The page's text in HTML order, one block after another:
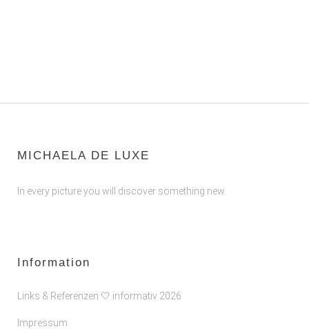
MICHAELA DE LUXE
In every picture you will discover something new.
Information
Links & Referenzen 🤍 informativ 2026
Impressum